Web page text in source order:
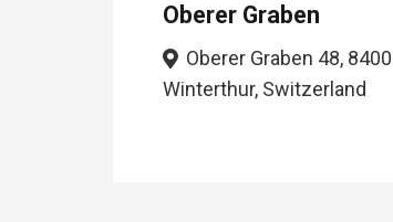
Oberer Graben
Oberer Graben 48, 8400
Winterthur, Switzerland